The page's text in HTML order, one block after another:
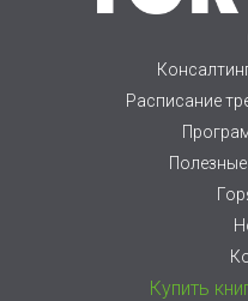
Расписание
Купить